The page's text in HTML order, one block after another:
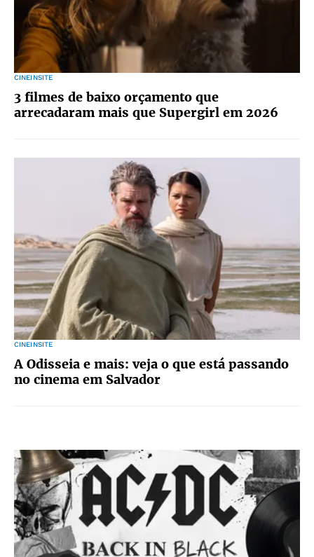
CINEINSITE
3 filmes de baixo orçamento que
arrecadaram mais que Supergirl em 2026
CINEINSITE
A Odisseia e mais: veja o que está passando
no cinema em Salvador